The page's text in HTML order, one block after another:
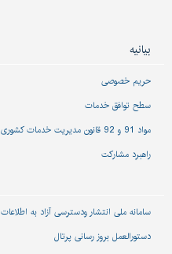
بیانیه
حریم خصوصی
سطح توافق خدمات
مواد 91 و 92 قانون مدیریت خدمات کشوری
راهبرد مشارکت
سامانه ملی انتشار و‌دسترسی آزاد به اطلاعات
دستورالعمل بروز رسانی پرتال